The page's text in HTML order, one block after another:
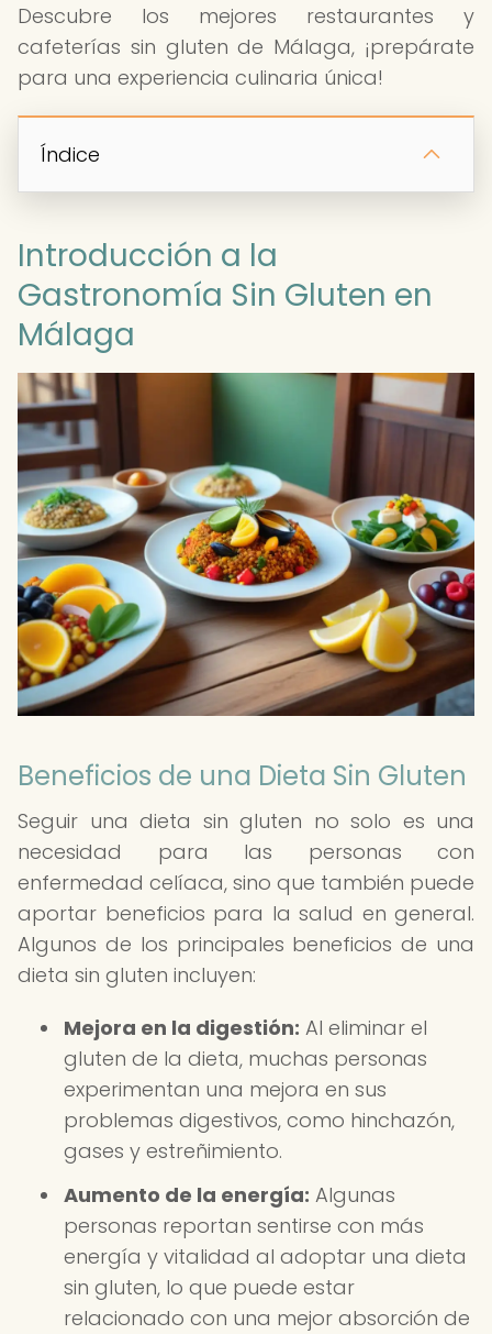
Descubre los mejores restaurantes y
cafeterías sin gluten de Málaga, ¡prepárate
para una experiencia culinaria única!
Índice
Introducción a la
Gastronomía Sin Gluten en
Málaga
Beneficios de una Dieta Sin Gluten
Seguir una dieta sin gluten no solo es una
necesidad para las personas con
enfermedad celíaca, sino que también puede
aportar beneficios para la salud en general.
Algunos de los principales beneficios de una
dieta sin gluten incluyen:
Mejora en la digestión: Al eliminar el
gluten de la dieta, muchas personas
experimentan una mejora en sus
problemas digestivos, como hinchazón,
gases y estreñimiento.
Aumento de la energía: Algunas
personas reportan sentirse con más
energía y vitalidad al adoptar una dieta
sin gluten, lo que puede estar
relacionado con una mejor absorción de